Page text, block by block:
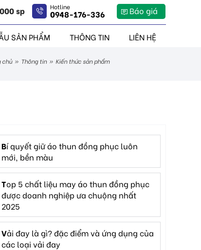
sp Hotline
0948-176-336 Báo giá
SẢN PHẨM THÔNG TIN LIÊN HỆ
chủ » thông tin » kiến thức sản phẩm
bí quyết giữ áo thun đồng phục luôn
mới, bền màu
top 5 chất liệu may áo thun đồng phục
được doanh nghiệp ưa chuộng nhất
2025
vải đay là gì? đặc điểm và ứng dụng của
các loại vải đay